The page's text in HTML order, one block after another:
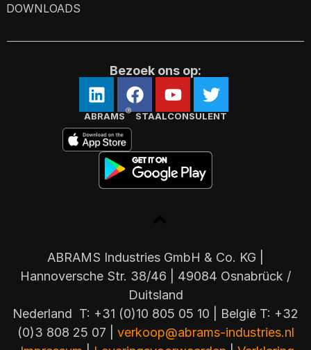
DOWNLOADS
Bezoek ons op:
ABRAMS® STAALCONSULENT
ABRAMS Industries GmbH & Co. KG |
Hannoversche Str. 38/46 | 49084 Osnabrück /
Duitsland
Nederland T: +31 (0)10 805 05 10 | België T: +32
(0)3 808 25 07 | verkoop@abrams-industries.nl